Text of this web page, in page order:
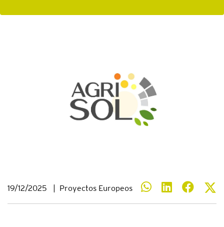
19/12/2025 | Proyectos Europeos